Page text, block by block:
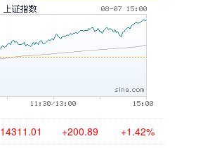
14311.01 +200.89 +1.42%